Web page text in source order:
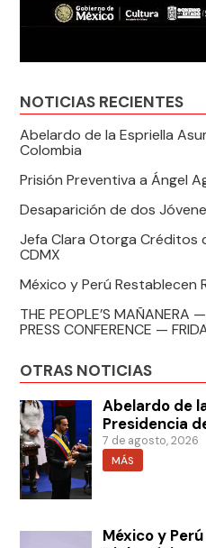
NOTICIAS RECIENTES
Abelardo de la Espriella
Colombia
Prisión Preventiva a Ángel
Desaparición de dos
Jefa Clara Otorga Créditos
CDMX
México y Perú Restablecen
THE PEOPLE’S MAÑANERA
PRESS CONFERENCE —
OTRAS NOTICIAS
Abelardo de
Presidencia
7 de agosto, 2026
MÁS
México y